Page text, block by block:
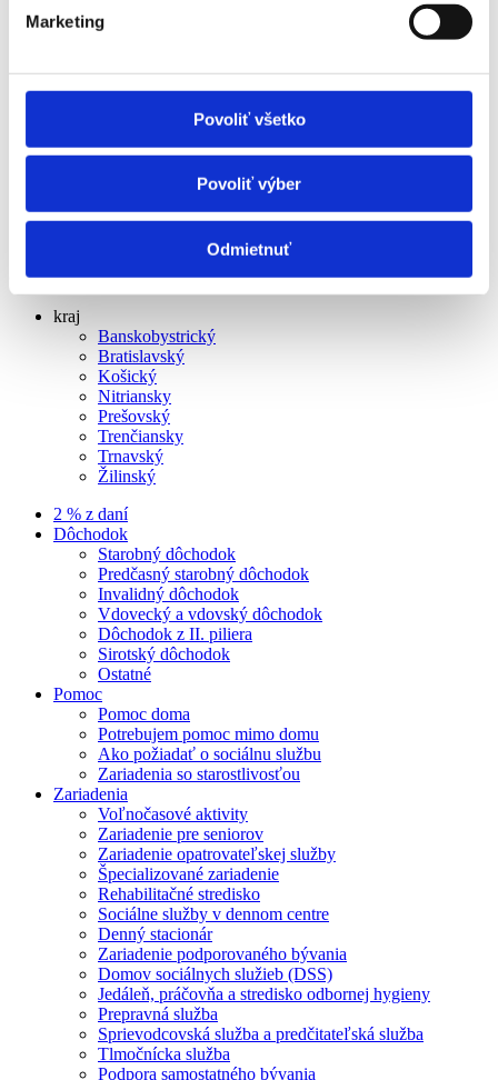
Marketing
Povoliť všetko
Povoliť výber
Odmietnuť
Voľnočasové aktivity pre seniorov
Finančné príspevky
Poďakovanie
Kontakt
Zásady ochrany osobných údajov
info@ligapreseniorov.sk
ligapreseniorov
© Liga Pre Seniorov 2024
kraj
Banskobystrický
Bratislavský
Košický
Nitriansky
Prešovský
Trenčiansky
Trnavský
Žilinský
2 % z daní
Dôchodok
Starobný dôchodok
Predčasný starobný dôchodok
Invalidný dôchodok
Vdovecký a vdovský dôchodok
Dôchodok z II. piliera
Sirotský dôchodok
Ostatné
Pomoc
Pomoc doma
Potrebujem pomoc mimo domu
Ako požiadať o sociálnu službu
Zariadenia so starostlivosťou
Zariadenia
Voľnočasové aktivity
Zariadenie pre seniorov
Zariadenie opatrovateľskej služby
Špecializované zariadenie
Rehabilitačné stredisko
Sociálne služby v dennom centre
Denný stacionár
Zariadenie podporovaného bývania
Domov sociálnych služieb (DSS)
Jedáleň, práčovňa a stredisko odbornej hygieny
Prepravná služba
Sprievodcovská služba a predčitateľská služba
Tlmočnícka služba
Podpora samostatného bývania